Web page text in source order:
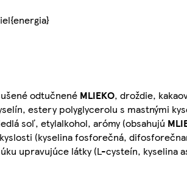
odtučnené MLIEKO, droždie,
estery polyglycerolu s mastnými
soľ, etylalkohol, arómy (obsahujú
(kyselina fosforečná,
upravujúce látky (L-cysteín, kyselina